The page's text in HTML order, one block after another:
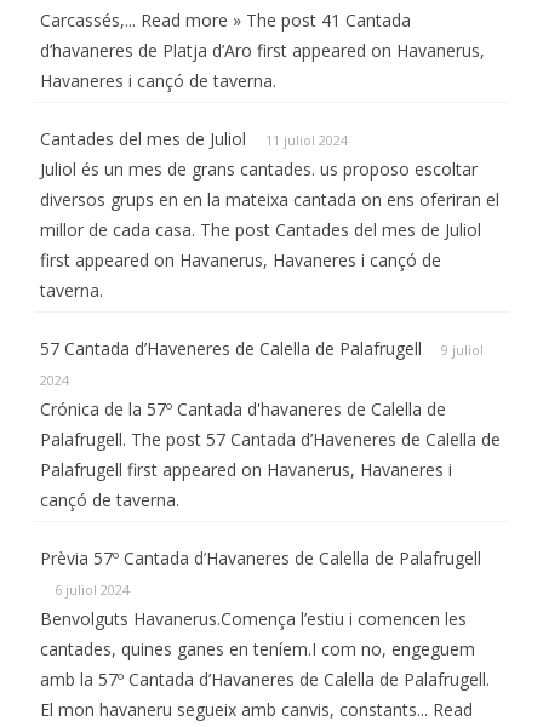
Carcassés,... Read more » The post 41 Cantada
d’havaneres de Platja d’Aro first appeared on Havanerus,
Havaneres i cançó de taverna.
Cantades del mes de Juliol 11 juliol 2024
Juliol és un mes de grans cantades. us proposo escoltar
diversos grups en en la mateixa cantada on ens oferiran el
millor de cada casa. The post Cantades del mes de Juliol
first appeared on Havanerus, Havaneres i cançó de
taverna.
57 Cantada d’Haveneres de Calella de Palafrugell
9 juliol
2024
Crónica de la 57º Cantada d'havaneres de Calella de
Palafrugell. The post 57 Cantada d’Haveneres de Calella de
Palafrugell first appeared on Havanerus, Havaneres i
cançó de taverna.
Prèvia 57º Cantada d’Havaneres de Calella de Palafrugell
6 juliol 2024
Benvolguts Havanerus.Comença l’estiu i comencen les
cantades, quines ganes en teníem.I com no, engeguem
amb la 57º Cantada d’Havaneres de Calella de Palafrugell.
El mon havaneru segueix amb canvis, constants... Read